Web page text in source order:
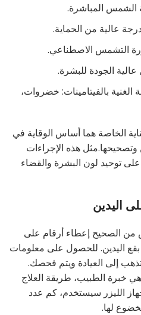
الشمس المباشرة.
عالية من الحماية.
التشمس الاصطناعي.
الجودة للبشرة.
بالفيتامينات: خضروات،
الخاصة هما أساس الوقاية في
هذه الإجراءات
توحيد لون البشرة والقضاء
اليدين
من الصحيح إعطاء أرقام على
بقع اليدين. للحصول على معلومات
إلى العيادة ويتم فحصك.
خبرة الطبيب، طريقة العلاج
الليزر سيستخدم، كم عدد
لها.